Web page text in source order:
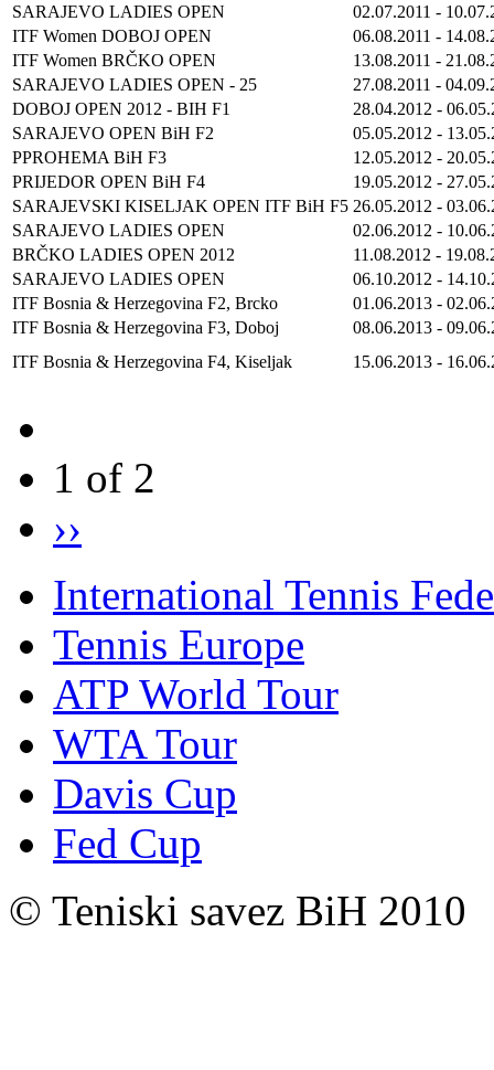
SARAJEVO LADIES OPEN
02.07.2011 -
ITF Women DOBOJ OPEN
06.08.2011 -
ITF Women BRČKO OPEN
13.08.2011 -
SARAJEVO LADIES OPEN - 25
27.08.2011 -
DOBOJ OPEN 2012 - BIH F1
28.04.2012 -
SARAJEVO OPEN BiH F2
05.05.2012 -
PPROHEMA BiH F3
12.05.2012 -
PRIJEDOR OPEN BiH F4
19.05.2012 -
SARAJEVSKI KISELJAK OPEN ITF BiH F5 26.05.2012 -
SARAJEVO LADIES OPEN
02.06.2012 -
BRČKO LADIES OPEN 2012
11.08.2012 -
SARAJEVO LADIES OPEN
06.10.2012 -
ITF Bosnia & Herzegovina F2, Brcko
01.06.2013 -
ITF Bosnia & Herzegovina F3, Doboj
08.06.2013 -
ITF Bosnia & Herzegovina F4, Kiseljak
15.06.2013 -
1 of 2
››
International Tennis
Tennis Europe
ATP World Tour
WTA Tour
Davis Cup
Fed Cup
© Teniski savez BiH 2010